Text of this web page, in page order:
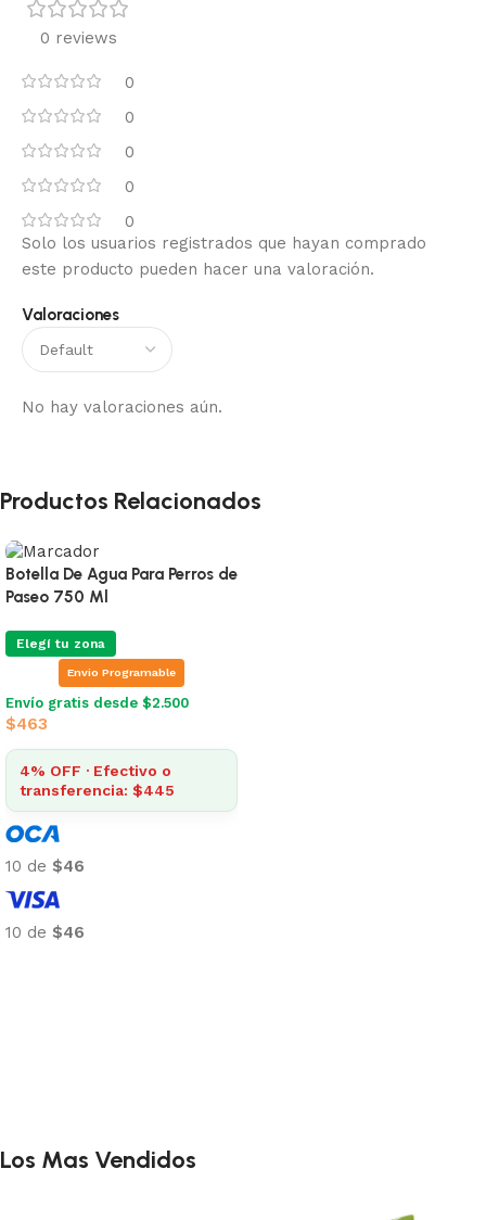
0 reviews
0
0
0
0
0
Valoraciones
No hay valoraciones aún.
Solo los usuarios registrados que hayan comprado
este producto pueden hacer una valoración.
Productos Relacionados
Botella De Agua Para Perros de
Paseo 750 Ml
Elegí tu zona
Envio Programable
Envío gratis desde $2.500
$463
4% OFF · Efectivo o
transferencia: $445
10 de $46
10 de $46
Los Mas Vendidos